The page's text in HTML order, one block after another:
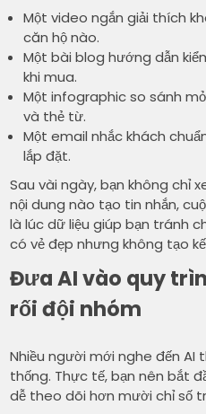
Một video ngắn giải thích
căn hộ nào.
Một bài blog hướng dẫn
khi mua.
Một infographic so sánh
và thẻ từ.
Một email nhắc khách
lắp đặt.
Sau vài ngày, bạn không chỉ
nội dung nào tạo tin nhắn,
là lúc dữ liệu giúp bạn tránh
có vẻ đẹp nhưng không tạo
Đưa AI vào quy
rối đội nhóm
Nhiều người mới nghe đến
thống. Thực tế, bạn nên bắt
dễ theo dõi hơn mười chỉ số